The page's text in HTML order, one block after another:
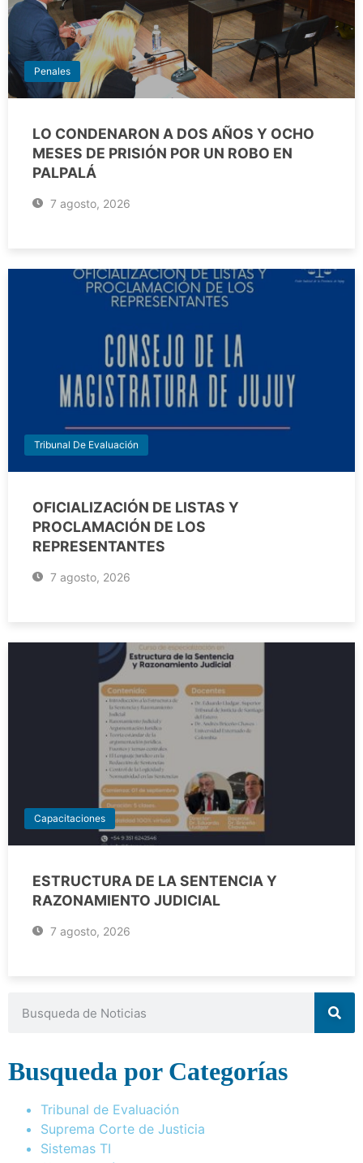
Penales
LO CONDENARON A DOS AÑOS Y OCHO
MESES DE PRISIÓN POR UN ROBO EN
PALPALÁ
7 agosto, 2026
Tribunal De Evaluación
OFICIALIZACIÓN DE LISTAS Y
PROCLAMACIÓN DE LOS
REPRESENTANTES
7 agosto, 2026
Capacitaciones
ESTRUCTURA DE LA SENTENCIA Y
RAZONAMIENTO JUDICIAL
7 agosto, 2026
Busqueda por Categorías
Tribunal de Evaluación
Suprema Corte de Justicia
Sistemas TI